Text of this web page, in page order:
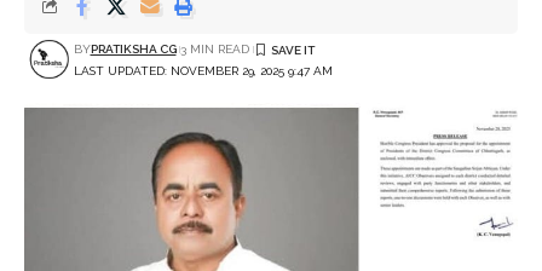
LAST UPDATED: NOVEMBER 29, 2025 9:47 AM
BYPRATIKSHA CG 3 MIN READ